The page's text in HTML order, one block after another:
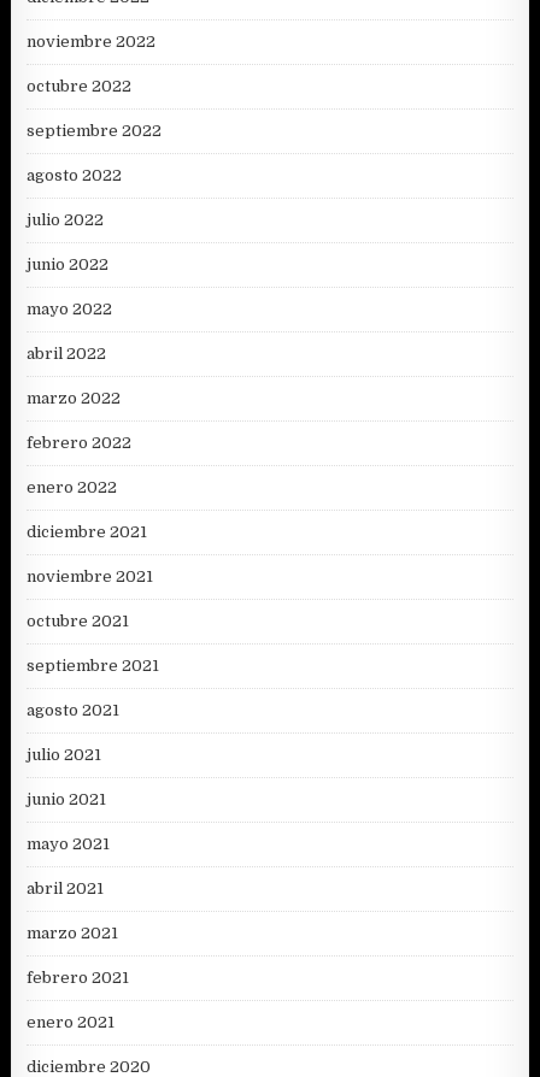
noviembre 2022
octubre 2022
septiembre 2022
agosto 2022
julio 2022
junio 2022
mayo 2022
abril 2022
marzo 2022
febrero 2022
enero 2022
diciembre 2021
noviembre 2021
octubre 2021
septiembre 2021
agosto 2021
julio 2021
junio 2021
mayo 2021
abril 2021
marzo 2021
febrero 2021
enero 2021
diciembre 2020